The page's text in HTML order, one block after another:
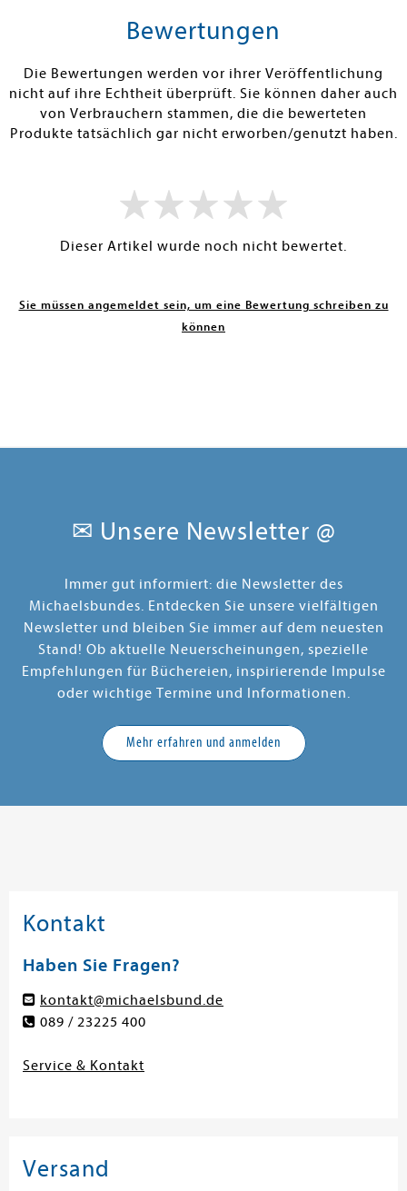
Vorbestellen
Bewertungen
Die Bewertungen werden vor ihrer Veröffentlichung
nicht auf ihre Echtheit überprüft. Sie können daher auch
von Verbrauchern stammen, die die bewerteten
Produkte tatsächlich gar nicht erworben/genutzt haben.
Dieser Artikel wurde noch nicht bewertet.
Sie müssen angemeldet sein, um eine Bewertung schreiben zu
können
✉ Unsere Newsletter @
Immer gut informiert: die Newsletter des
Michaelsbundes. Entdecken Sie unsere vielfältigen
Newsletter und bleiben Sie immer auf dem neuesten
Stand! Ob aktuelle Neuerscheinungen, spezielle
Empfehlungen für Büchereien, inspirierende Impulse
oder wichtige Termine und Informationen.
Mehr erfahren und anmelden
Kontakt
Haben Sie Fragen?
kontakt@michaelsbund.de
089 / 23225 400
Service & Kontakt
Versand